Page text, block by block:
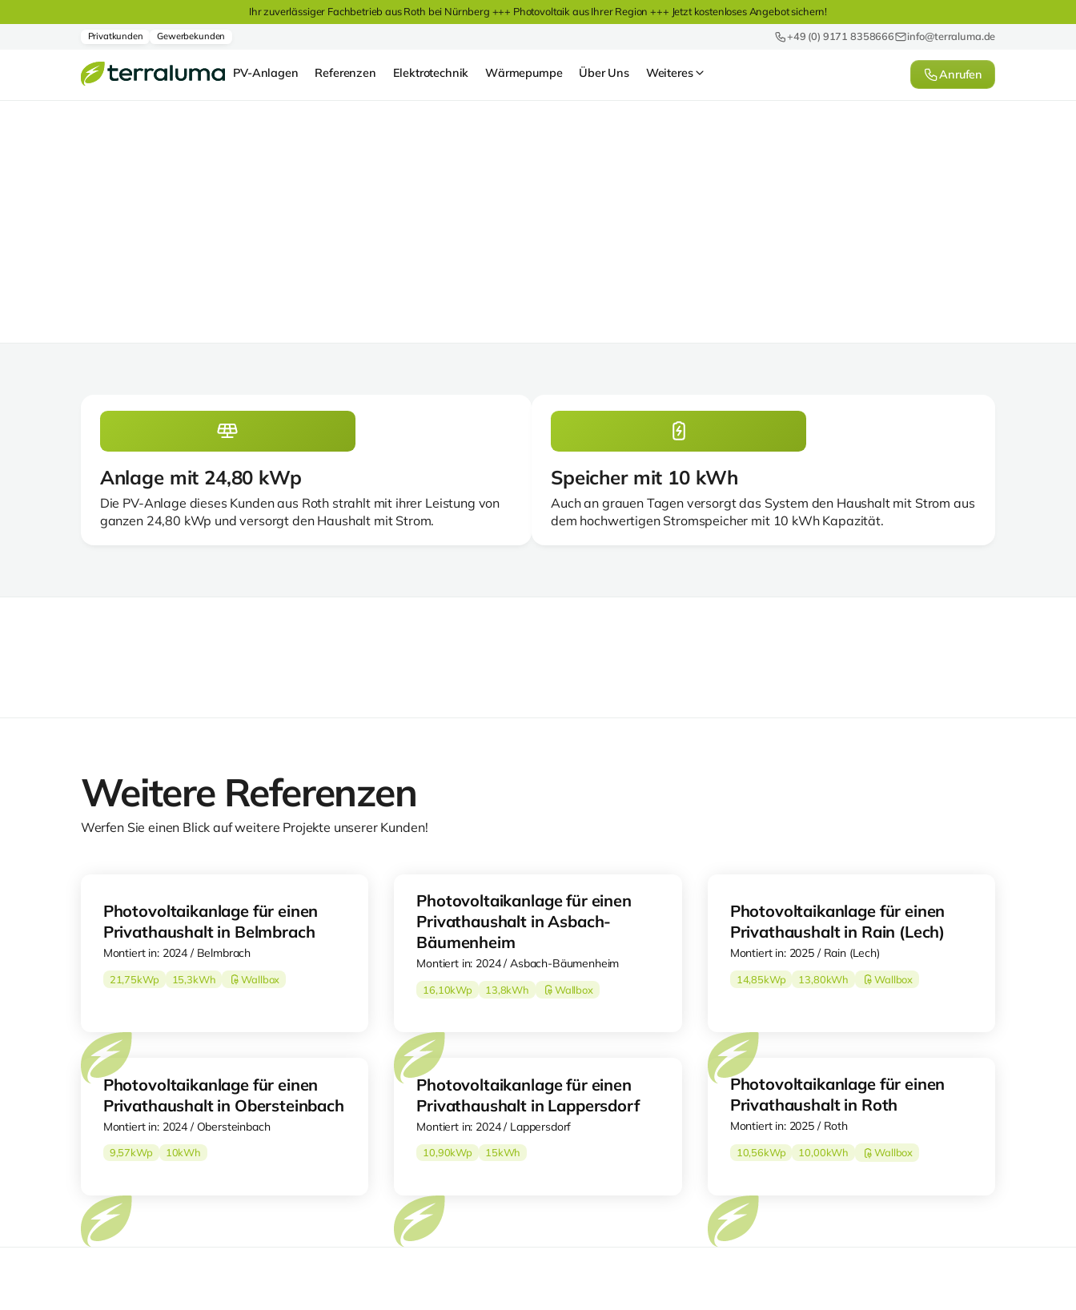
Ihr zuverlässiger Fachbetrieb aus Roth bei Nürnberg +++ Photovoltaik aus Ihrer Region +++ Jetzt kostenloses Angebot sichern!
Privatkunden Gewerbekunden +49 (0) 9171 8358666 info@terraluma.de
PV-Anlagen Referenzen Elektrotechnik Wärmepumpe Über Uns Weiteres Anrufen
Anlage mit 24,80 kWp
Die PV-Anlage dieses Kunden aus Roth strahlt mit ihrer Leistung von
ganzen 24,80 kWp und versorgt den Haushalt mit Strom.
Speicher mit 10 kWh
Auch an grauen Tagen versorgt das System den Haushalt mit Strom aus
dem hochwertigen Stromspeicher mit 10 kWh Kapazität.
Weitere Referenzen
Werfen Sie einen Blick auf weitere Projekte unserer Kunden!
Photovoltaikanlage für einen
Privathaushalt in Belmbrach
Montiert in: 2024 / Belmbrach
21,75kWp 15,3kWh Wallbox
Photovoltaikanlage für einen
Privathaushalt in Asbach-
Bäumenheim
Montiert in: 2024 / Asbach-Bäumenheim
16,10kWp 13,8kWh Wallbox
Photovoltaikanlage für einen
Privathaushalt in Rain (Lech)
Montiert in: 2025 / Rain (Lech)
14,85kWp 13,80kWh Wallbox
Photovoltaikanlage für einen
Privathaushalt in Obersteinbach
Montiert in: 2024 / Obersteinbach
9,57kWp 10kWh
Photovoltaikanlage für einen
Privathaushalt in Lappersdorf
Montiert in: 2024 / Lappersdorf
10,90kWp 15kWh
Photovoltaikanlage für einen
Privathaushalt in Roth
Montiert in: 2025 / Roth
10,56kWp 10,00kWh Wallbox